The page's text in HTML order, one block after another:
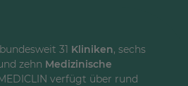
31 Kliniken, sechs
zehn Medizinische
verfügt über rund